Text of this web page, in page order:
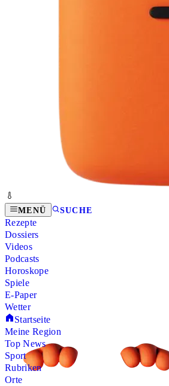
MENÜ SUCHE
Rezepte
Dossiers
Videos
Podcasts
Horoskope
Spiele
E-Paper
Wetter
Startseite
Meine Region
Top News
Sport
Rubriken
Orte